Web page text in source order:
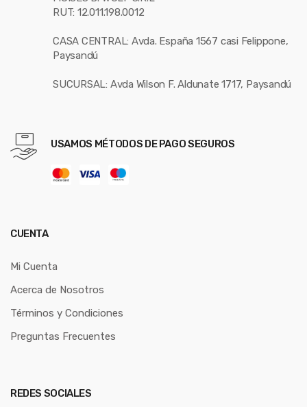
RUT: 12.011.198.0012
CASA CENTRAL: Avda. España 1567 casi Felippone,
Paysandú
SUCURSAL: Avda Wilson F. Aldunate 1717, Paysandú
USAMOS MÉTODOS DE PAGO SEGUROS
CUENTA
Mi Cuenta
Acerca de Nosotros
Términos y Condiciones
Preguntas Frecuentes
REDES SOCIALES